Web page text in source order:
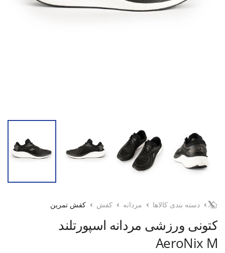
دسته بندی کالاها مردانه کفش کفش تمرین
کتونی ورزشی مردانه اسپورتلند
AeroNix M